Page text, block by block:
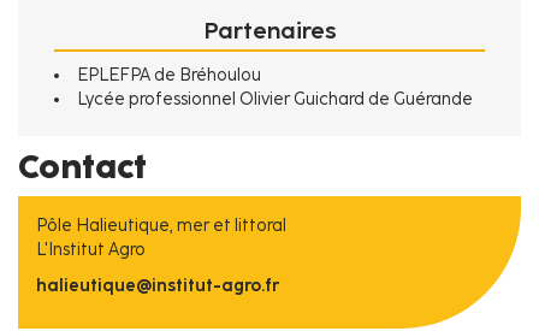
Partenaires
EPLEFPA de Bréhoulou
Lycée professionnel Olivier Guichard de Guérande
Contact
Pôle Halieutique, mer et littoral
L'Institut Agro
halieutique@institut-agro.fr